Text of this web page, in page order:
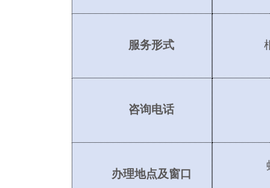
服务形式
咨询电话
办理地点及窗口